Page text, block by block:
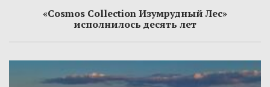
«Cosmos Collection Изумрудный Лес»
исполнилось десять лет